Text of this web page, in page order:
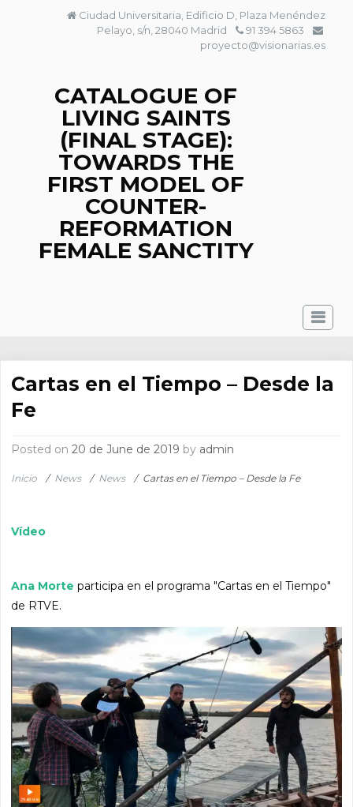
Ciudad Universitaria, Edificio D, Plaza Menéndez
Pelayo, s/n, 28040 Madrid
91 394 5863
proyecto@visionarias.es
CATALOGUE OF
LIVING SAINTS
(FINAL STAGE):
TOWARDS THE
FIRST MODEL OF
COUNTER-
REFORMATION
FEMALE SANCTITY
Cartas en el Tiempo – Desde la
Fe
Posted on20 de June de 2019 by admin
Inicio / News / News / Cartas en el Tiempo – Desde la Fe
Vídeo
Ana Morte participa en el programa "Cartas en el Tiempo"
de RTVE.